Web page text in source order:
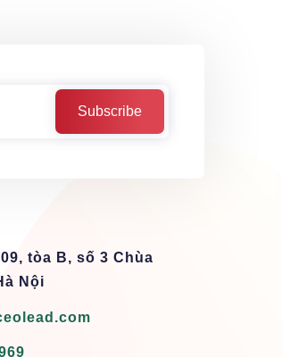
tòa B, số 3 Chùa
Nội